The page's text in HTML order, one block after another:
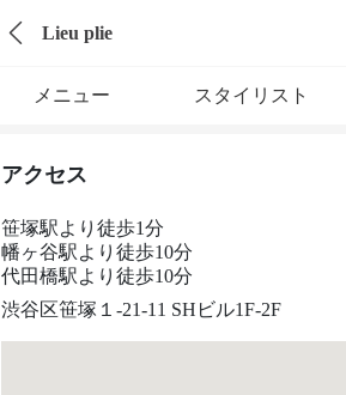
Lieu plie
メニュー スタイリスト
アクセス
笹塚駅より徒歩1分
幡ヶ谷駅より徒歩10分
代田橋駅より徒歩10分
渋谷区笹塚１-21-11 SHビル1F-2F